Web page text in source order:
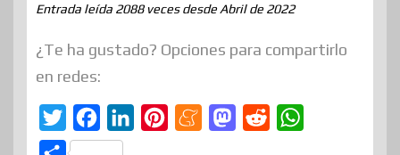
Entrada leída 2088 veces desde Abril de 2022
¿Te ha gustado? Opciones para compartirlo
en redes:
w
a
M
M